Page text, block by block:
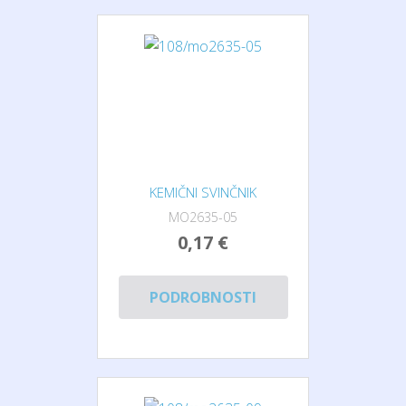
KEMIČNI SVINČNIK
MO2635-05
0,17 €
PODROBNOSTI